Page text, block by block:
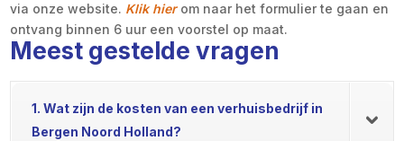
via onze website. Klik hierom naar het formulier te gaan en
ontvang binnen 6 uur een voorstel op maat.
Meest gestelde vragen
1. Wat zijn de kosten van een verhuisbedrijf in
Bergen Noord Holland?